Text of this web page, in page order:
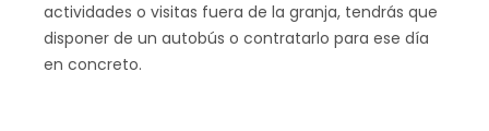
actividades o visitas fuera de la granja, tendrás que
disponer de un autobús o contratarlo para ese día
en concreto.